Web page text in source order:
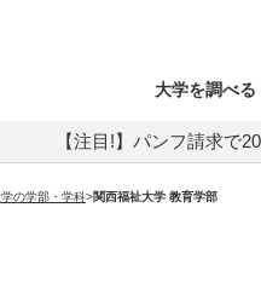
大学を調べる
【注目!】パンフ請求で
の学部・学科>関西福祉大学 教育学部